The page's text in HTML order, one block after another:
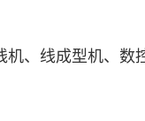
、线成型机、数